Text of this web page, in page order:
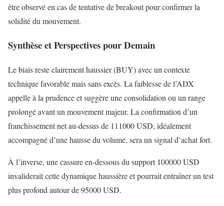
être observé en cas de tentative de breakout pour confirmer la
solidité du mouvement.
Synthèse et Perspectives pour Demain
Le biais reste clairement haussier (BUY) avec un contexte
technique favorable mais sans excès. La faiblesse de l’ADX
appelle à la prudence et suggère une consolidation ou un range
prolongé avant un mouvement majeur. La confirmation d’un
franchissement net au-dessus de 111000 USD, idéalement
accompagné d’une hausse du volume, sera un signal d’achat fort.
À l’inverse, une cassure en-dessous du support 100000 USD
invaliderait cette dynamique haussière et pourrait entraîner un test
plus profond autour de 95000 USD.